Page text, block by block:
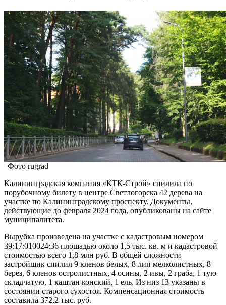
Фото rugrad
Калининградская компания «КТК-Строй» спилила по
порубочному билету в центре Светлогорска 42 дерева на
участке по Калининградскому проспекту. Документы,
действующие до февраля 2024 года, опубликованы на сайте
муниципалитета.
Вырубка произведена на участке с кадастровым номером
39:17:010024:36 площадью около 1,5 тыс. кв. м и кадастровой
стоимостью всего 1,8 млн руб. В общей сложности
застройщик спилил 9 кленов белых, 8 лип мелколистных, 8
берез, 6 кленов остролистных, 4 осины, 2 ивы, 2 граба, 1 тую
складчатую, 1 каштан конский, 1 ель. Из низ 13 указаны в
состоянии старого сухостоя. Компенсационная стоимость
составила 372,2 тыс. руб.